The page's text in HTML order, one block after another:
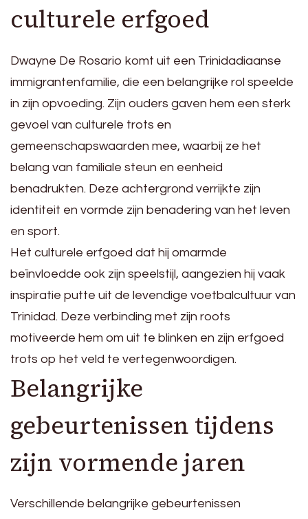
culturele erfgoed
Dwayne De Rosario komt uit een Trinidadiaanse
immigrantenfamilie, die een belangrijke rol speelde
in zijn opvoeding. Zijn ouders gaven hem een sterk
gevoel van culturele trots en
gemeenschapswaarden mee, waarbij ze het
belang van familiale steun en eenheid
benadrukten. Deze achtergrond verrijkte zijn
identiteit en vormde zijn benadering van het leven
en sport.
Het culturele erfgoed dat hij omarmde
beïnvloedde ook zijn speelstijl, aangezien hij vaak
inspiratie putte uit de levendige voetbalcultuur van
Trinidad. Deze verbinding met zijn roots
motiveerde hem om uit te blinken en zijn erfgoed
trots op het veld te vertegenwoordigen.
Belangrijke
gebeurtenissen tijdens
zijn vormende jaren
Verschillende belangrijke gebeurtenissen